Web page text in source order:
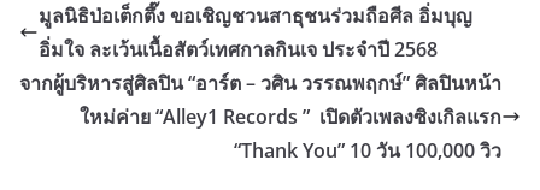
มูลนิธิป่อเต็กตึ๊ง ขอเชิญชวนสาธุชนร่วมถือศีล อิ่มบุญ
อิ่มใจ ละเว้นเนื้อสัตว์​เทศกาลกินเจ ประจำปี 2568
จากผู้บริหารสู่ศิลปิน “อาร์ต – วศิน วรรณพฤกษ์” ศิลปินหน้า
ใหม่ค่าย “Alley1 Records ” เปิดตัวเพลงซิงเกิลแรก
“Thank You” 10 วัน 100,000 วิว